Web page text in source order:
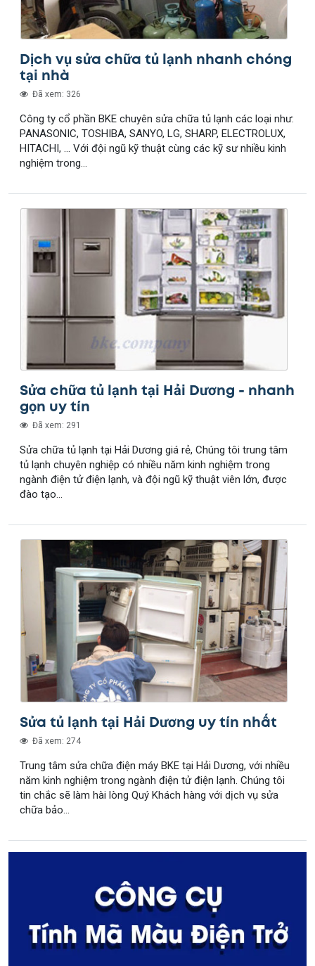
Dịch vụ sửa chữa tủ lạnh nhanh chóng
tại nhà
Đã xem: 326
Công ty cổ phần BKE chuyên sửa chữa tủ lạnh các loại như:
PANASONIC, TOSHIBA, SANYO, LG, SHARP, ELECTROLUX,
HITACHI, … Với đội ngũ kỹ thuật cùng các kỹ sư nhiều kinh
nghiệm trong...
Sửa chữa tủ lạnh tại Hải Dương - nhanh
gọn uy tín
Đã xem: 291
Sửa chữa tủ lạnh tại Hải Dương giá rẻ, Chúng tôi trung tâm
tủ lạnh chuyên nghiệp có nhiều năm kinh nghiệm trong
ngành điện tử điện lạnh, và đội ngũ kỹ thuật viên lớn, được
đào tạo...
Sửa tủ lạnh tại Hải Dương uy tín nhất
Đã xem: 274
Trung tâm sửa chữa điện máy BKE tại Hải Dương, với nhiều
năm kinh nghiệm trong ngành điện tử điện lạnh. Chúng tôi
tin chắc sẽ làm hài lòng Quý Khách hàng với dịch vụ sửa
chữa bảo...